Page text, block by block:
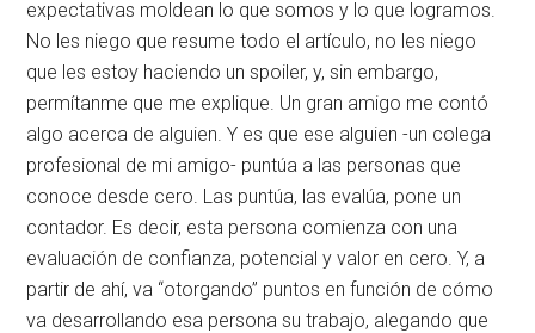
expectativas moldean lo que somos y lo que logramos.
No les niego que resume todo el artículo, no les niego
que les estoy haciendo un spoiler, y, sin embargo,
permítanme que me explique. Un gran amigo me contó
algo acerca de alguien. Y es que ese alguien -un colega
profesional de mi amigo- puntúa a las personas que
conoce desde cero. Las puntúa, las evalúa, pone un
contador. Es decir, esta persona comienza con una
evaluación de confianza, potencial y valor en cero. Y, a
partir de ahí, va “otorgando” puntos en función de cómo
va desarrollando esa persona su trabajo, alegando que